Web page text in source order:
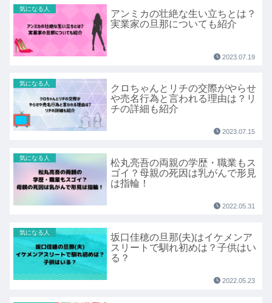
気になる人
アンミカの壮絶な生い立ちとは？
実業家の旦那についても紹介
2023.07.19
気になる人
クロちゃんとリチの交際がやらせ
や売名行為と言われる理由は？リ
チの詳細も紹介
2023.07.15
気になる人
松丸亮吾の両親の学歴・職業もス
ゴイ？母親の死因は乳がんで形見
は指輪！
2022.05.31
気になる人
坂口佳穂の旦那(夫)はイケメンア
スリートで馴れ初めは？子供はい
る？
2022.05.23